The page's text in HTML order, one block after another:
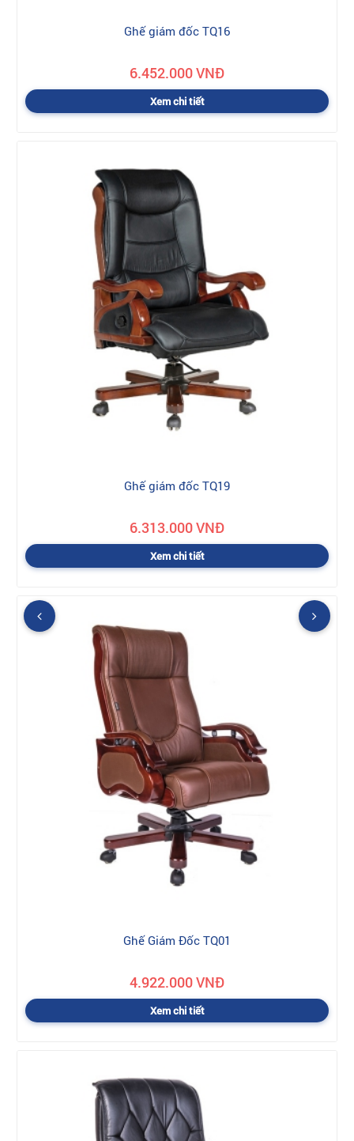
Ghế giám đốc TQ16
6.452.000 VNĐ
Xem chi tiết
Ghế giám đốc TQ19
6.313.000 VNĐ
Xem chi tiết
Ghế Giám Đốc TQ01
4.922.000 VNĐ
Xem chi tiết